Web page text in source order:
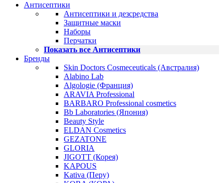
Антисептики
Антисептики и дезсредства
Защитные маски
Наборы
Перчатки
Показать все Антисептики
Бренды
Skin Doctors Cosmeceuticals (Австралия)
Alabino Lab
Algologie (Франция)
ARAVIA Professional
BARBARO Professional cosmetics
Bb Laboratories (Япония)
Beauty Style
ELDAN Cosmetics
GEZATONE
GLORIA
JIGOTT (Корея)
KAPOUS
Kativa (Перу)